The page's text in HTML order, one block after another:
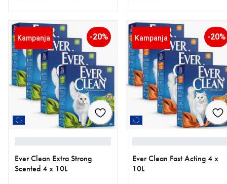
Kampanja -20%
Ever Clean Extra Strong
Scented 4 x 10L
Kampanja -20%
Ever Clean Fast Acting 4 x
10L